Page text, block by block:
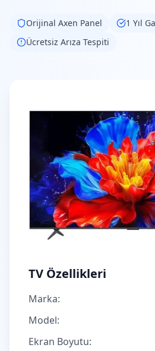
Orijinal Axen Panel
1 Yıl
Ücretsiz Arıza Tespiti
TV Özellikleri
Marka:
Model:
Ekran Boyutu: